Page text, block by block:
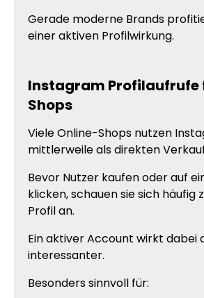
Gerade moderne Brands
einer aktiven Profilwirkung.
Instagram Profilaufrufe
Shops
Viele Online-Shops nutzen
mittlerweile als direkten
Bevor Nutzer kaufen oder auf
klicken, schauen sie sich häufig
Profil an.
Ein aktiver Account wirkt dabei
interessanter.
Besonders sinnvoll für: